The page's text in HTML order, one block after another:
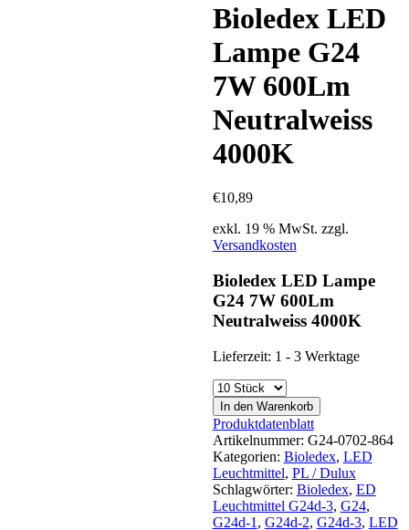
Bioledex LED
Lampe G24
7W 600Lm
Neutralweiss
4000K
€10,89
exkl. 19 % MwSt. zzgl.
Versandkosten
Bioledex LED Lampe
G24 7W 600Lm
Neutralweiss 4000K
Lieferzeit: 1 - 3 Werktage
In den Warenkorb
Produktdatenblatt
Artikelnummer: G24-0702-864
Kategorien: Bioledex, LED
Leuchtmittel, PL / Dulux
Schlagwörter: Bioledex, ED
Leuchtmittel G24d-3, G24,
G24d-1 , G24d-2, G24d-3, LED